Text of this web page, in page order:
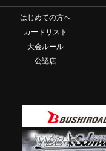
はじめての方へ
カードリスト
大会ルール
公認店